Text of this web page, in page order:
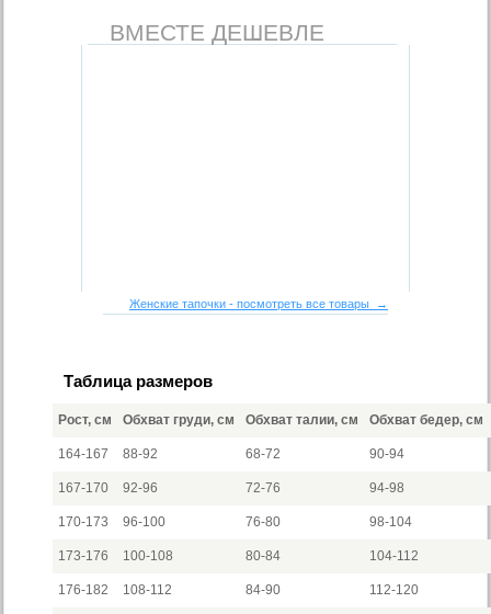
ВМЕСТЕ ДЕШЕВЛЕ
Женские тапочки - посмотреть все товары →
Таблица размеров
Рост, см Обхват груди, см Обхват талии, см Обхват бедер, см
164-167 88-92 68-72 90-94
167-170 92-96 72-76 94-98
170-173 96-100 76-80 98-104
173-176 100-108 80-84 104-112
176-182 108-112 84-90 112-120